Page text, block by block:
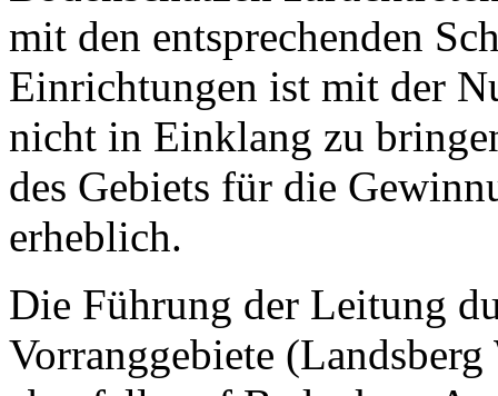
mit den entsprechenden
Einrichtungen ist mit der
nicht in Einklang zu
des Gebiets für die
erheblich.
Die Führung der Leitung
Vorranggebiete